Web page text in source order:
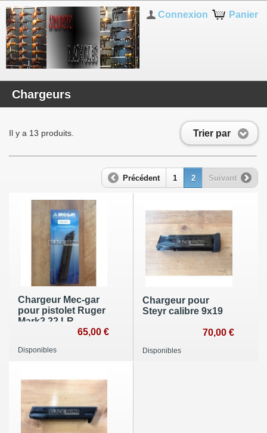
Panier
Connexion
Chargeurs
Trier par
Il y a 13 produits.
Précédent 1 2 Suivant
Chargeur Mec-gar
pour pistolet Ruger
Mark2 22 LR
65,00 €
Disponibles
Chargeur pour
Steyr calibre 9x19
70,00 €
Disponibles